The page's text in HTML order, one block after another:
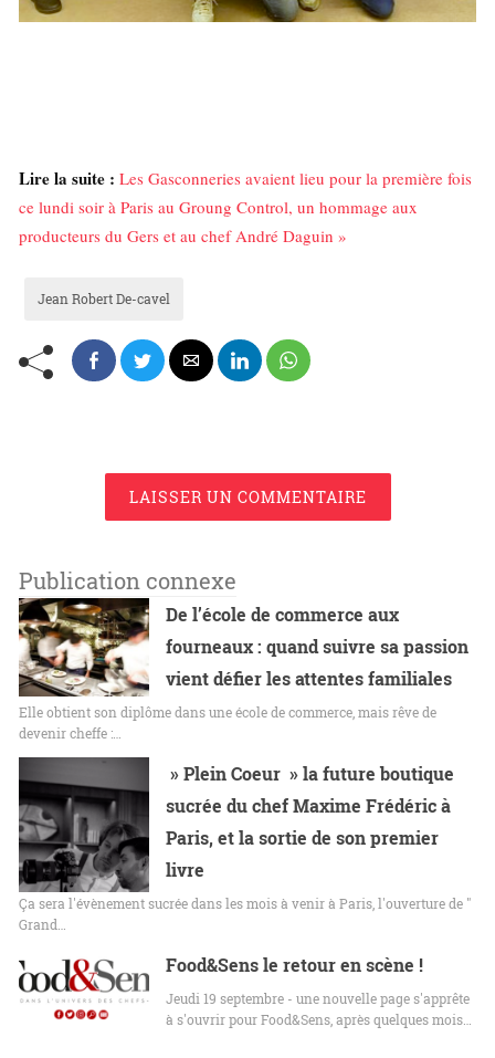
Lire la suite : Les Gasconneries avaient lieu pour la première fois
ce lundi soir à Paris au Groung Control, un hommage aux
producteurs du Gers et au chef André Daguin »
Jean Robert De-cavel
LAISSER UN COMMENTAIRE
Publication connexe
De l’école de commerce aux
fourneaux : quand suivre sa passion
vient défier les attentes familiales
Elle obtient son diplôme dans une école de commerce, mais rêve de
devenir cheffe :…
» Plein Coeur » la future boutique
sucrée du chef Maxime Frédéric à
Paris, et la sortie de son premier
livre
Ça sera l'évènement sucrée dans les mois à venir à Paris, l'ouverture de "
Grand…
Food&Sens le retour en scène !
Jeudi 19 septembre - une nouvelle page s'apprête
à s'ouvrir pour Food&Sens, après quelques mois…